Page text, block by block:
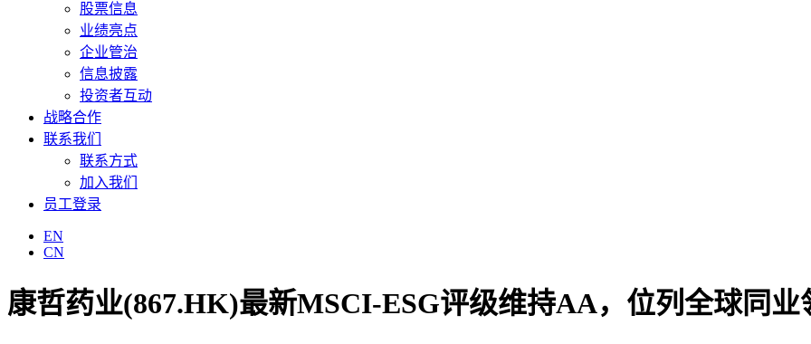
股票信息
业绩亮点
企业管治
信息披露
投资者互动
战略合作
联系我们
联系方式
加入我们
员工登录
EN
CN
康哲药业(867.HK)最新MSCI-ESG评级维持AA，位列全球同业